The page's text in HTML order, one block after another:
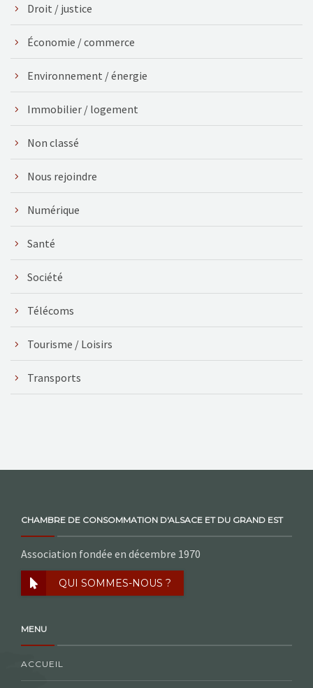
Droit / justice
Économie / commerce
Environnement / énergie
Immobilier / logement
Non classé
Nous rejoindre
Numérique
Santé
Société
Télécoms
Tourisme / Loisirs
Transports
CHAMBRE DE CONSOMMATION D'ALSACE ET DU GRAND EST
Association fondée en décembre 1970
QUI SOMMES-NOUS ?
MENU
ACCUEIL